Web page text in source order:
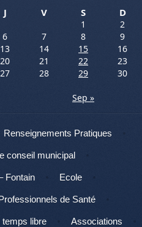
J V S D
1
2
6 7 8
9
13 14 15
16
20 21 22
23
27 28 29
30
Sep »
Renseignements Pratiques
conseil municipal
Fontain Ecole
de Santé
temps libre Associations